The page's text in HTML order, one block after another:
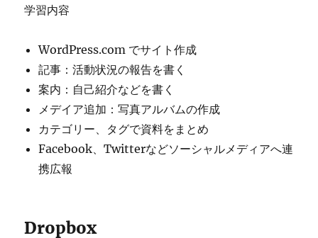
学習内容
WordPress.com でサイト作成
記事：活動状況の報告を書く
案内：自己紹介などを書く
メデイア追加：写真アルバムの作成
カテゴリー、タグで資料をまとめ
Facebook、Twitterなどソーシャルメディアへ連
携広報
Dropbox